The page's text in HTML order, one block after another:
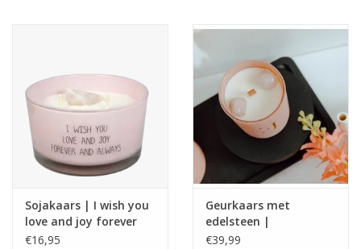
Huisparfums
Sale
Merken
Sojakaars | I wish you
love and joy forever
and always
€16,95
Geurkaars met
edelsteen |
Rozenkwarts | Love |
€39,99